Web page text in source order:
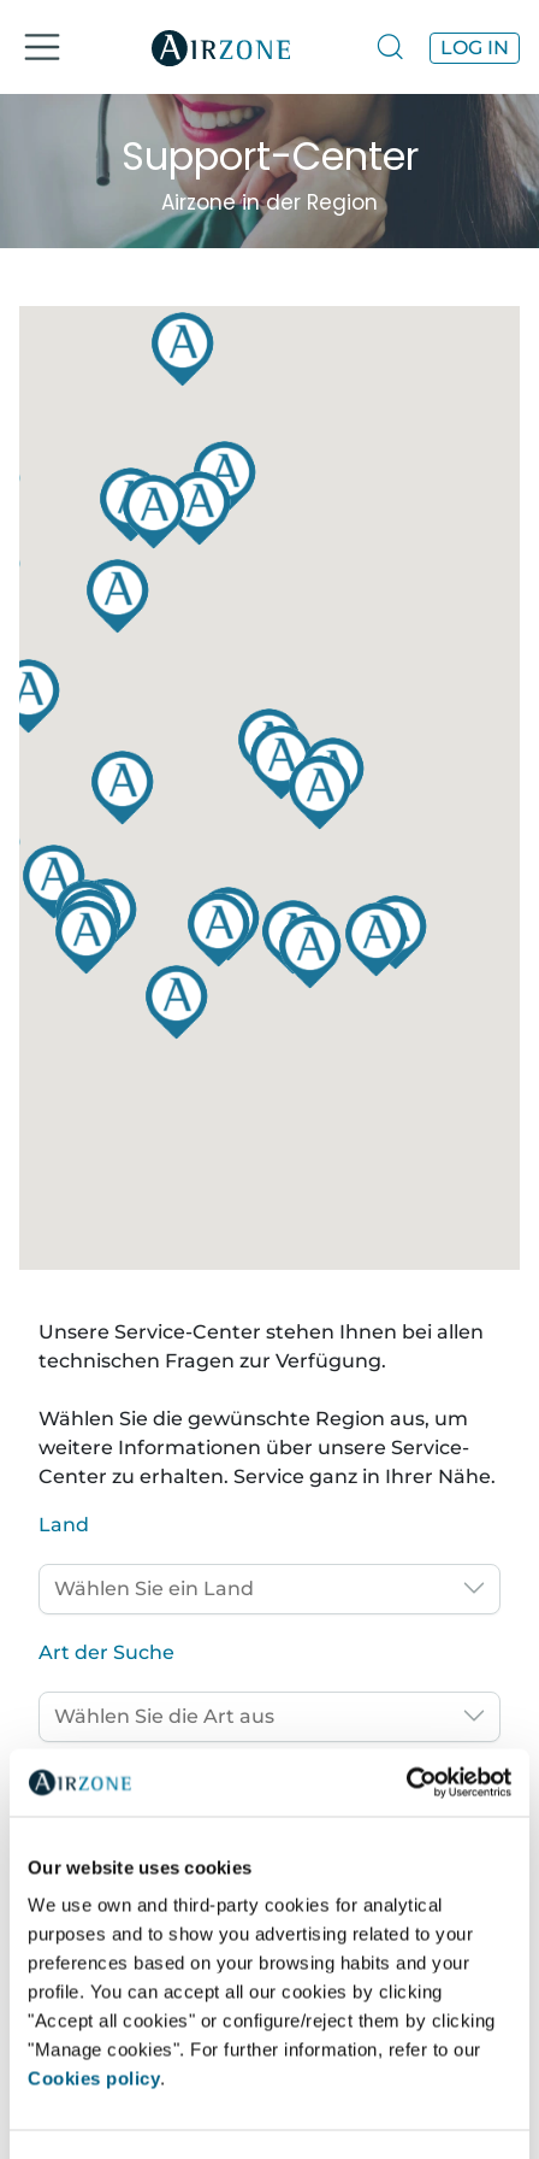
Our website uses cookies
We use own and third-party cookies for analytical
purposes and to show you advertising related to your
preferences based on your browsing habits and your
profile. You can accept all our cookies by clicking
"Accept all cookies" or configure/reject them by clicking
"Manage cookies". For further information, refer to our
Cookies policy.
LOG IN
Support-Center
Airzone in der Region
Unsere Service-Center stehen Ihnen bei allen
technischen Fragen zur Verfügung.
Wählen Sie die gewünschte Region aus, um
weitere Informationen über unsere Service-
Center zu erhalten. Service ganz in Ihrer Nähe.
Land
Art der Suche
Profil
Suchen